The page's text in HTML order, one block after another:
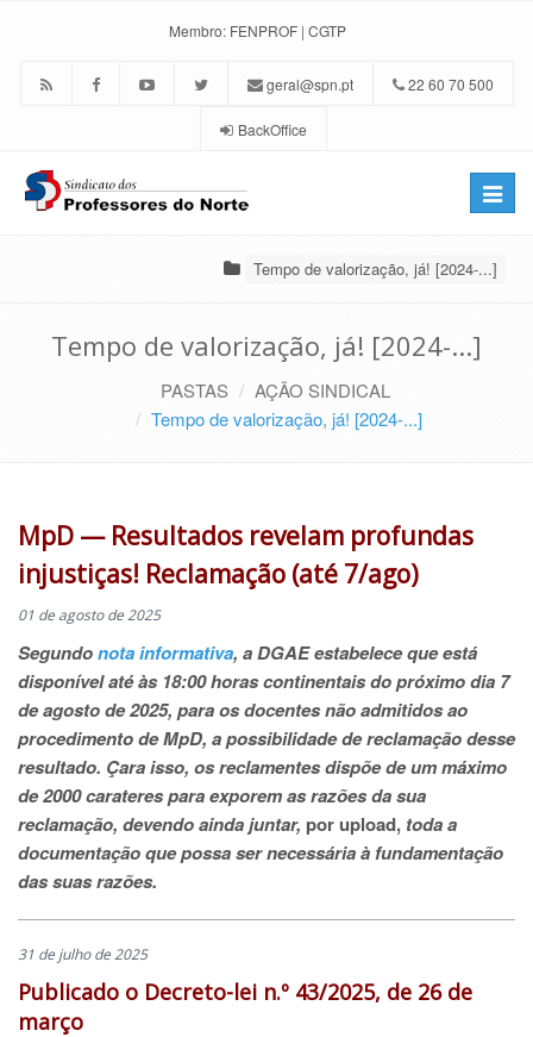
Membro: FENPROF | CGTP
geral@spn.pt 22 60 70 500
BackOffice
Toggle
Tempo de valorização, já! [2024-...]
Tempo de valorização, já! [2024-...]
PASTAS
AÇÃO SINDICAL
Tempo de valorização, já! [2024-...]
MpD — Resultados revelam profundas
injustiças! Reclamação (até 7/ago)
01 de agosto de 2025
Segundonota informativa, a DGAE estabelece que está
disponível até às 18:00 horas continentais do próximo dia 7
de agosto de 2025, para os docentes não admitidos ao
procedimento de MpD, a possibilidade de reclamação desse
resultado. Çara isso, os reclamentes dispõe de um máximo
de 2000 carateres para exporem as razões da sua
reclamação, devendo ainda juntar, porupload, toda a
documentação que possa ser necessária à fundamentação
das suas razões.
31 de julho de 2025
Publicado o Decreto-lei n.º 43/2025, de 26 de
março